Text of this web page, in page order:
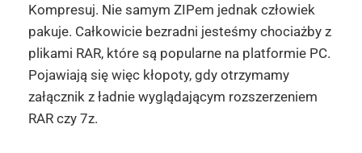
Kompresuj. Nie samym ZIPem jednak człowiek
pakuje. Całkowicie bezradni jesteśmy chociażby z
plikami RAR, które są popularne na platformie PC.
Pojawiają się więc kłopoty, gdy otrzymamy
załącznik z ładnie wyglądającym rozszerzeniem
RAR czy 7z.